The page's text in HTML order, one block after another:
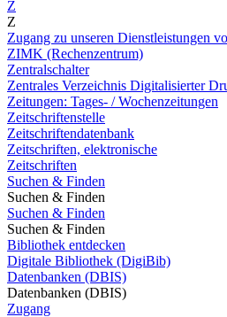
Z
Z
Zugang zu unseren Dienstleistungen
ZIMK (Rechenzentrum)
Zentralschalter
Zentrales Verzeichnis Digitalisierter
Zeitungen: Tages- / Wochenzeitungen
Zeitschriftenstelle
Zeitschriftendatenbank
Zeitschriften, elektronische
Zeitschriften
Suchen & Finden
Suchen & Finden
Suchen & Finden
Suchen & Finden
Bibliothek entdecken
Digitale Bibliothek (DigiBib)
Datenbanken (DBIS)
Datenbanken (DBIS)
Zugang